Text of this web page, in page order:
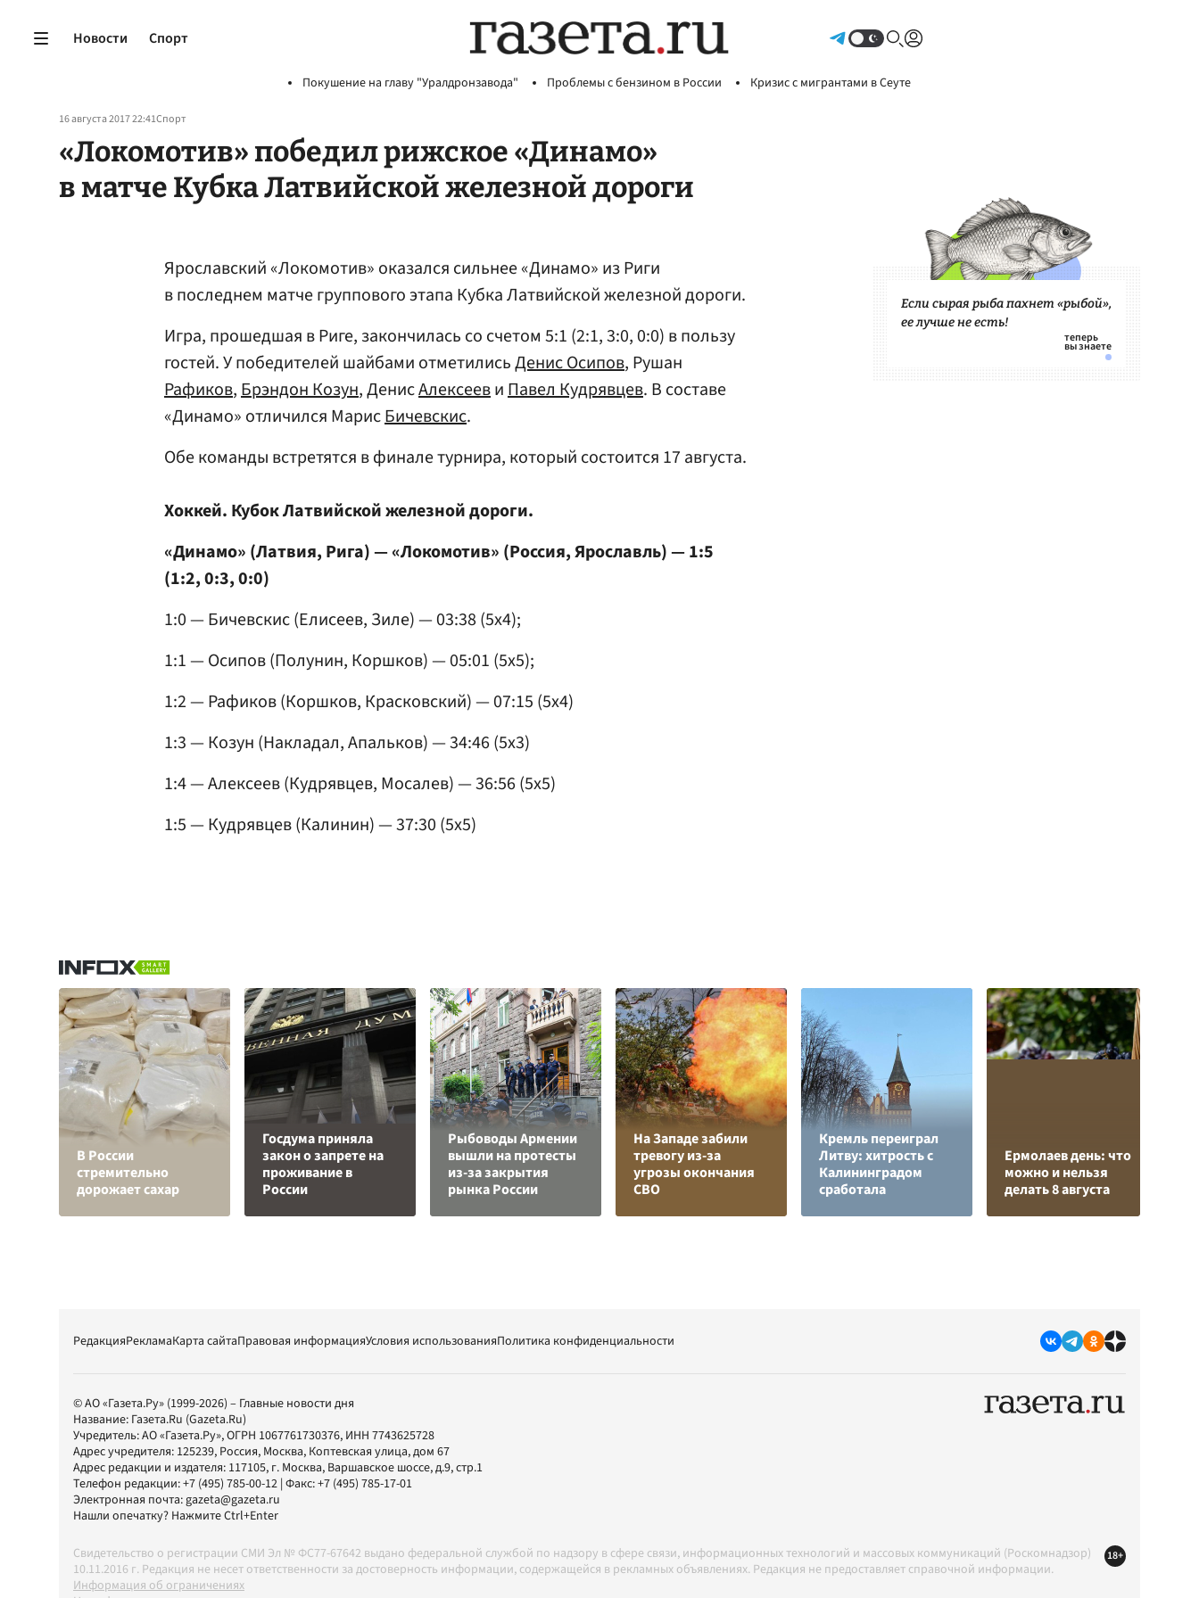
Новости Спорт
Покушение на главу "Уралдронзавода" Проблемы с бензином в России Кризис с мигрантами в Сеуте
16 августа 2017 22:41Спорт
«Локомотив» победил рижское «Динамо»
в матче Кубка Латвийской железной дороги
Ярославский «Локомотив» оказался сильнее «Динамо» из Риги
в последнем матче группового этапа Кубка Латвийской железной дороги.
Игра, прошедшая в Риге, закончилась со счетом 5:1 (2:1, 3:0, 0:0) в пользу
гостей. У победителей шайбами отметилисьДенис Осипов, Рушан
Рафиков,Брэндон Козун, ДенисАлексеевиПавел Кудрявцев. В составе
«Динамо» отличился МарисБичевскис.
Обе команды встретятся в финале турнира, который состоится 17 августа.
Хоккей. Кубок Латвийской железной дороги.
«Динамо» (Латвия, Рига) — «Локомотив» (Россия, Ярославль) — 1:5
(1:2, 0:3, 0:0)
1:0 — Бичевскис (Елисеев, Зиле) — 03:38 (5x4);
1:1 — Осипов (Полунин, Коршков) — 05:01 (5x5);
1:2 — Рафиков (Коршков, Красковский) — 07:15 (5x4)
1:3 — Козун (Накладал, Апальков) — 34:46 (5x3)
1:4 — Алексеев (Кудрявцев, Мосалев) — 36:56 (5x5)
1:5 — Кудрявцев (Калинин) — 37:30 (5x5)
Если сырая рыба пахнет «рыбой»,
ее лучше не есть!
В России
стремительно
дорожает сахар
Госдума приняла
закон о запрете на
проживание в
России
Рыбоводы Армении
вышли на протесты
из-за закрытия
рынка России
На Западе забили
тревогу из-за
угрозы окончания
СВО
Кремль переиграл
Литву: хитрость с
Калининградом
сработала
Ермолаев день: что
можно и нельзя
делать 8 августа
РедакцияРекламаКарта сайтаПравовая информацияУсловия использованияПолитика конфиденциальности
© АО «Газета.Ру» (1999-2026) – Главные новости дня
Название: Газета.Ru (Gazeta.Ru)
Учредитель:АО «Газета.Ру», ОГРН 1067761730376, ИНН 7743625728
Адрес учредителя: 125239, Россия, Москва, Коптевская улица, дом 67
Адрес редакции и издателя: 117105, г. Москва, Варшавское шоссе, д.9, стр.1
Телефон редакции:+7 (495) 785-00-12 | Факс:+7 (495) 785-17-01
Электронная почта:gazeta@gazeta.ru
Нашли опечатку? Нажмите Ctrl+Enter
Свидетельство о регистрации СМИ Эл № ФС77-67642 выдано федеральной службой по надзору в сфере связи, информационных технологий и массовых коммуникаций (Роскомнадзор)
10.11.2016 г. Редакция не несет ответственности за достоверность информации, содержащейся в рекламных объявлениях. Редакция не предоставляет справочной информации.
Информация об ограничениях
18+